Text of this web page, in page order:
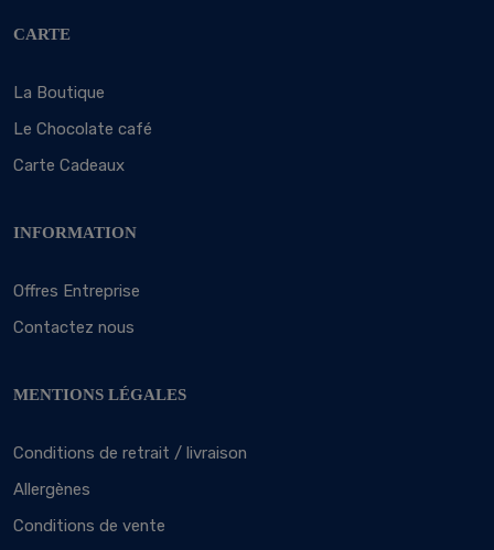
CARTE
La Boutique
Le Chocolate café
Carte Cadeaux
INFORMATION
Offres Entreprise
Contactez nous
MENTIONS LÉGALES
Conditions de retrait / livraison
Allergènes
Conditions de vente